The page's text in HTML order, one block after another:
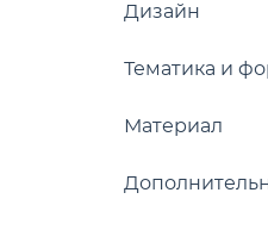
Дизайн
Тематика и
Материал